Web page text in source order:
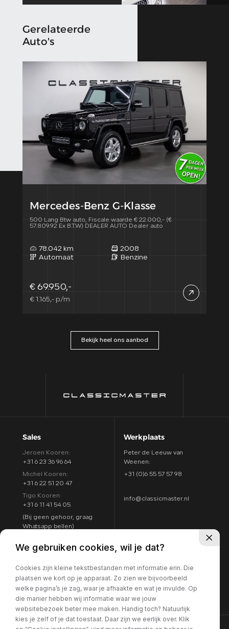
Gerelateerde
Auto's
Mercedes-Benz G-Klasse
500 Lang Btw auto, Fiscale waarde € 22.000,- (€
57.809.92 Ex B.T.W) DEALER AUTO Dealer auto
78.042 km
2008
Automaat
Benzine
€ 69.950,-
€ 1.165,- p/m
Bekijk heel ons aanbod
Sales
Jeroen Kooren:
+31 6 23 36 96 64
Michel Kooren:
+31 6 22 51 20 47
Tigo Kooren:
+31 6 11 41 54 05
(Bij geen gehoor, graag
Whatsapp bellen)
Werkplaats
Peter de Leeuw van
Weenen:
+31 (0)6 55 57 57 98
info@classicmaster.nl
Argon 25
Routebeschrijving
8:00 - 17:00
7 dagen per week
geopend
We gebruiken cookies, wil je dat?
Cookies zijn kleine tekstbestanden met informatie erin. Die
plaatsen we kort op je apparaat. Zo zien we bijvoorbeeld
welke pagina’s je zag, waar je afhaakte en wat je invulde. Op
die manier hebben wij informatie waar we jouw
websitebezoek beter mee maken. Handig toch? Natuurlijk
kies je zelf of je dat toestaat. Daar zijn we eerlijk over. Klik